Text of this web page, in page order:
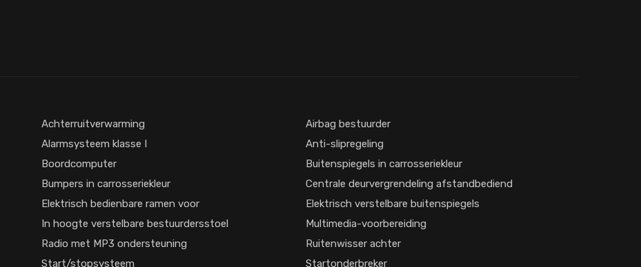
Achterruitverwarming
Airbag bestuurder
Alarmsysteem klasse I
Anti-slipregeling
Boordcomputer
Buitenspiegels in carrosseriekleur
Bumpers in carrosseriekleur
Centrale deurvergrendeling afstandbediend
Elektrisch bedienbare ramen voor
Elektrisch verstelbare buitenspiegels
In hoogte verstelbare bestuurdersstoel
Multimedia-voorbereiding
Radio met MP3 ondersteuning
Ruitenwisser achter
Start/stopsysteem Startonderbreker